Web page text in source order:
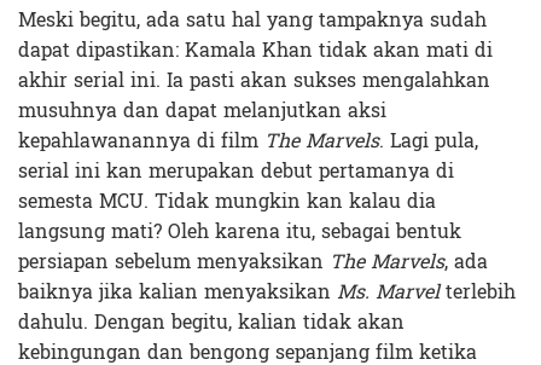
Meski begitu, ada satu hal yang tampaknya sudah
dapat dipastikan: Kamala Khan tidak akan mati di
akhir serial ini. Ia pasti akan sukses mengalahkan
musuhnya dan dapat melanjutkan aksi
kepahlawanannya di film The Marvels. Lagi pula,
serial ini kan merupakan debut pertamanya di
semesta MCU. Tidak mungkin kan kalau dia
langsung mati? Oleh karena itu, sebagai bentuk
persiapan sebelum menyaksikan The Marvels, ada
baiknya jika kalian menyaksikan Ms. Marvelterlebih
dahulu. Dengan begitu, kalian tidak akan
kebingungan dan bengong sepanjang film ketika